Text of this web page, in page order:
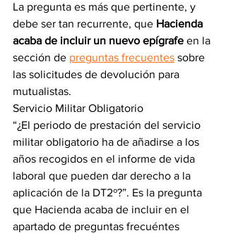
La pregunta es más que pertinente, y
debe ser tan recurrente, que Hacienda
acaba de incluir un nuevo epígrafe en la
sección de preguntas frecuentes sobre
las solicitudes de devolución para
mutualistas.
Servicio Militar Obligatorio
“¿El periodo de prestación del servicio
militar obligatorio ha de añadirse a los
años recogidos en el informe de vida
laboral que pueden dar derecho a la
aplicación de la DT2º?”. Es la pregunta
que Hacienda acaba de incluir en el
apartado de preguntas frecuéntes